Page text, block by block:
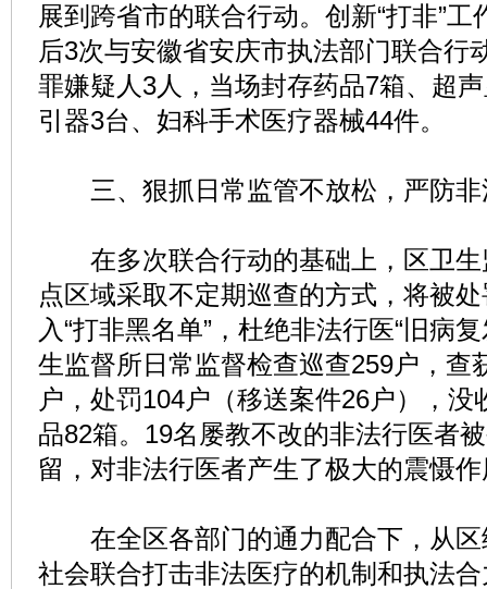
展到跨省市的联合行动。创新“打非”
后3次与安徽省安庆市执法部门联合行
罪嫌疑人3人，当场封存药品7箱、超
引器3台、妇科手术医疗器械44件。
三、狠抓日常监管不放松，严防非
在多次联合行动的基础上，区卫生
点区域采取不定期巡查的方式，将被
入“打非黑名单”，杜绝非法行医“旧病
生监督所日常监督检查巡查259户，查
户，处罚104户（移送案件26户），没
品82箱。19名屡教不改的非法行医者
留，对非法行医者产生了极大的震慑
在全区各部门的通力配合下，从区
社会联合打击非法医疗的机制和执法